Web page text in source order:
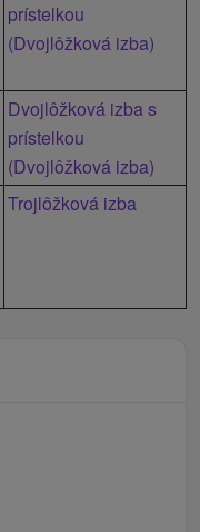
prístelkou
(Dvojlôžková izba)
Dvojlôžková izba s
prístelkou
(Dvojlôžková izba)
Trojlôžková izba